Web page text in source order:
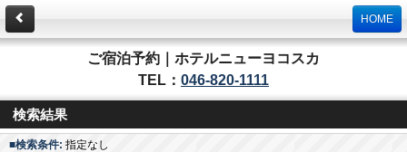
HOME
ご宿泊予約｜ホテルニューヨコスカ
TEL： 046-820-1111
検索結果
■検索条件: 指定なし